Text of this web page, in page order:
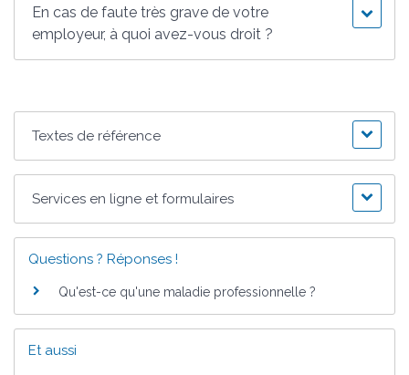
En cas de faute très grave de votre
employeur, à quoi avez-vous droit ?
Textes de référence
Services en ligne et formulaires
Questions ? Réponses !
Qu'est-ce qu'une maladie professionnelle ?
Et aussi